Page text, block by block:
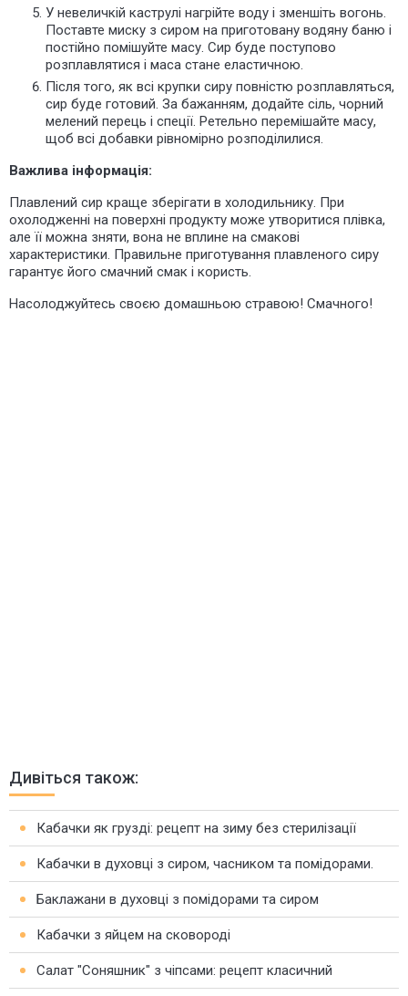
У невеличкій каструлі нагрійте воду і зменшіть вогонь.
Поставте миску з сиром на приготовану водяну баню і
постійно помішуйте масу. Сир буде поступово
розплавлятися і маса стане еластичною.
Після того, як всі крупки сиру повністю розплавляться,
сир буде готовий. За бажанням, додайте сіль, чорний
мелений перець і спеції. Ретельно перемішайте масу,
щоб всі добавки рівномірно розподілилися.
Важлива інформація:
Плавлений сир краще зберігати в холодильнику. При
охолодженні на поверхні продукту може утворитися плівка,
але її можна зняти, вона не вплине на смакові
характеристики. Правильне приготування плавленого сиру
гарантує його смачний смак і користь.
Насолоджуйтесь своєю домашньою стравою! Смачного!
Дивіться також:
Кабачки як грузді: рецепт на зиму без стерилізації
Кабачки в духовці з сиром, часником та помідорами.
Баклажани в духовці з помідорами та сиром
Кабачки з яйцем на сковороді
Салат "Соняшник" з чіпсами: рецепт класичний